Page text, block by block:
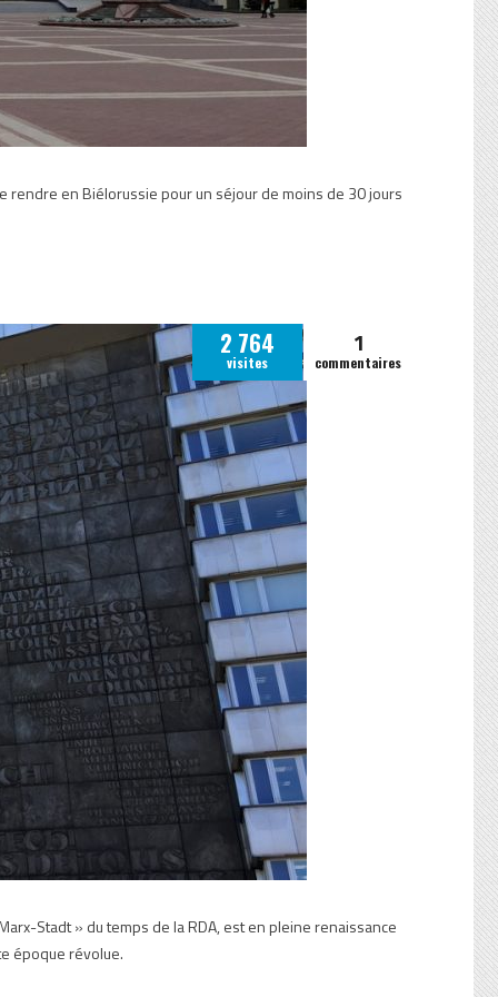
rendre en Biélorussie pour un séjour de moins de 30 jours
2 764
visites
1
commentaires
Stadt » du temps de la RDA, est en pleine renaissance
époque révolue.